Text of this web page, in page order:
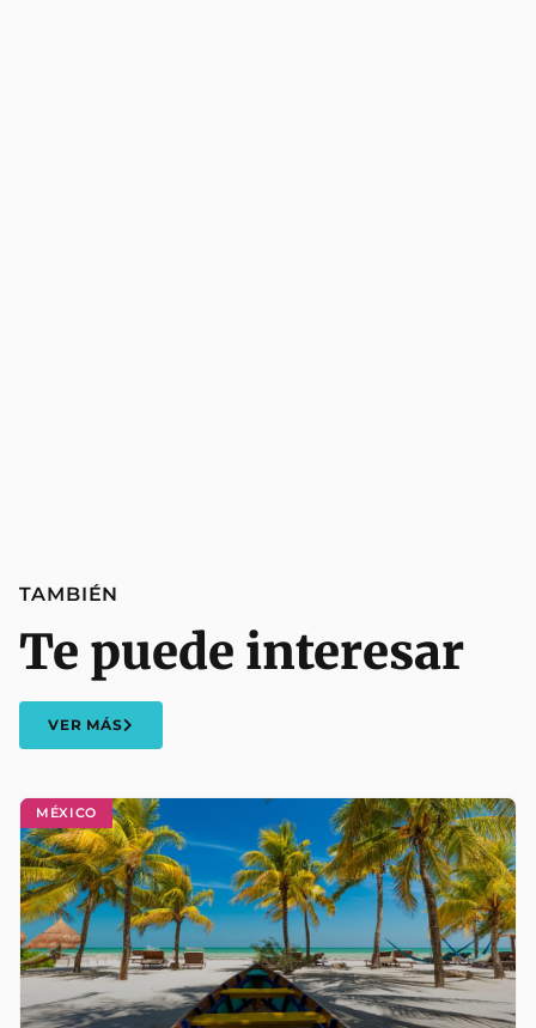
MÉXICO
TAMBIÉN
Te puede interesar
VER MÁS